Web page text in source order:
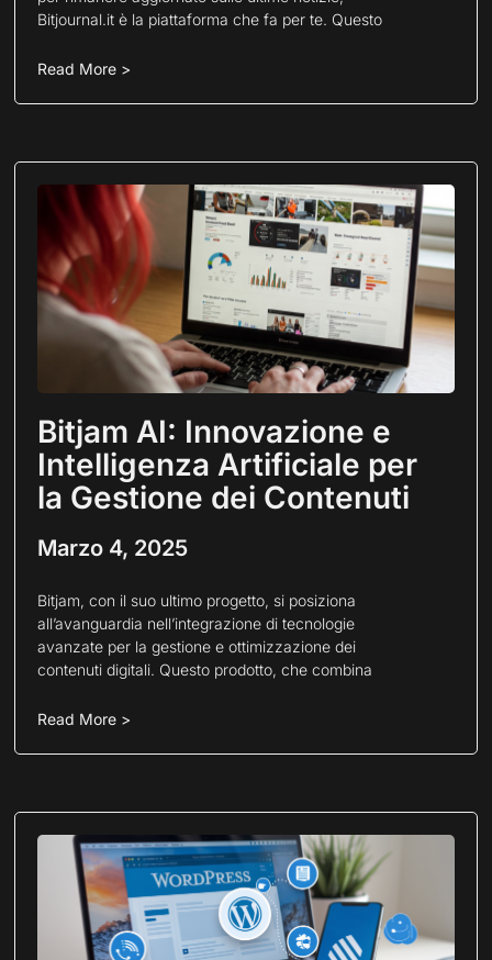
Bitjournal.it è la piattaforma che fa per te. Questo
Read More >
Bitjam AI: Innovazione e
Intelligenza Artificiale per
la Gestione dei Contenuti
Marzo 4, 2025
Bitjam, con il suo ultimo progetto, si posiziona
all’avanguardia nell’integrazione di tecnologie
avanzate per la gestione e ottimizzazione dei
contenuti digitali. Questo prodotto, che combina
Read More >